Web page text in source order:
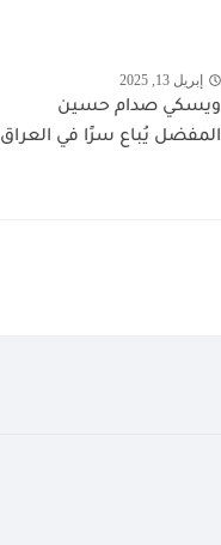
إبريل 13, 2025
ويسكي صدام حسين
المفضل يُباع سرًا في العراق